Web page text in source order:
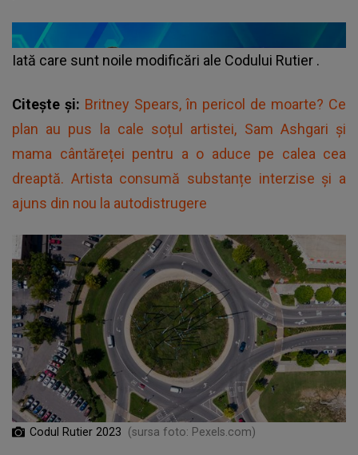
Iată care sunt noile modificări ale Codului Rutier .
Citește și: Britney Spears, în pericol de moarte? Ce
plan au pus la cale soțul artistei, Sam Ashgari și
mama cântăreței pentru a o aduce pe calea cea
dreaptă. Artista consumă substanțe interzise și a
ajuns din nou la autodistrugere
Codul Rutier 2023 (sursa foto: Pexels.com)